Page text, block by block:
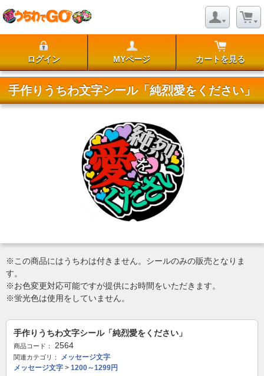
ログイン MYページ カートを見る
手作りうちわ文字シール「純烈愛をください」
※この商品にはうちわは付きません。シールのみの販売となりま
す。
※お色変更対応可能ですが提供にお時間をいただきます。
※蛍光色は使用をしていません。
手作りうちわ文字シール「純烈愛をください」
商品コード： 2564
関連カテゴリ：
メッセージ文字
メッセージ文字 > 1200～1299円